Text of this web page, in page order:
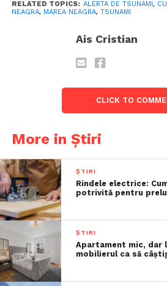
RELATED TOPICS: ALERTA DE TSUNAMI,
NEAGRA, MAREA NEAGRA, TSUNAMI
Ais Cristian
CLICK TO
More in Știri
ȘTIRI
Rindele electrice:
potrivită pentru
ȘTIRI
Apartament mic, dar
mobilierul ca să